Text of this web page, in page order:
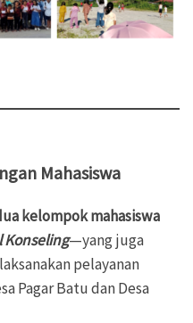
Mahasiswa
kelompok mahasiswa
Konseling—yang juga
pelayanan
Pagar Batu dan Desa